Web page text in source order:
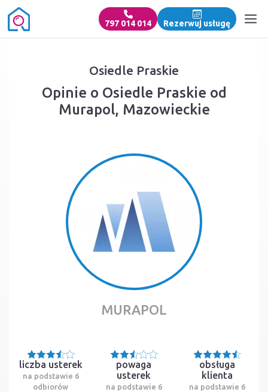
797 014 014 Rezerwuj usługę
Osiedle Praskie
Opinie o Osiedle Praskie od
Murapol, Mazowieckie
MURAPOL
liczba usterek
na podstawie 6
odbiorów
powaga
usterek
na podstawie 6
obsługa
klienta
na podstawie 6